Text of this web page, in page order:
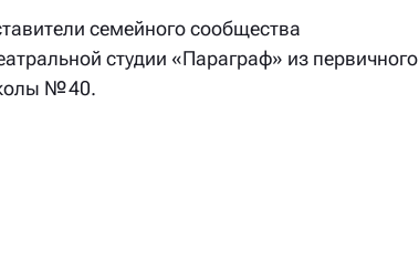
семейного сообщества
студии «Параграф» из первичного
№ 40.